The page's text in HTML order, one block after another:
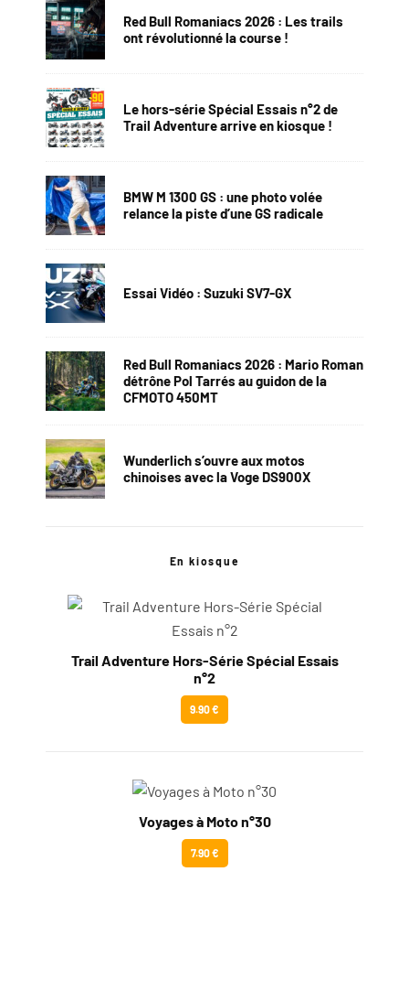
Red Bull Romaniacs 2026 : Les trails
ont révolutionné la course !
Le hors-série Spécial Essais n°2 de
Trail Adventure arrive en kiosque !
BMW M 1300 GS : une photo volée
relance la piste d’une GS radicale
Essai Vidéo : Suzuki SV7-GX
Red Bull Romaniacs 2026 : Mario Roman
détrône Pol Tarrés au guidon de la
CFMOTO 450MT
Wunderlich s’ouvre aux motos
chinoises avec la Voge DS900X
En kiosque
Trail Adventure Hors-Série Spécial Essais
n°2
9.90 €
Voyages à Moto n°30
7.90 €